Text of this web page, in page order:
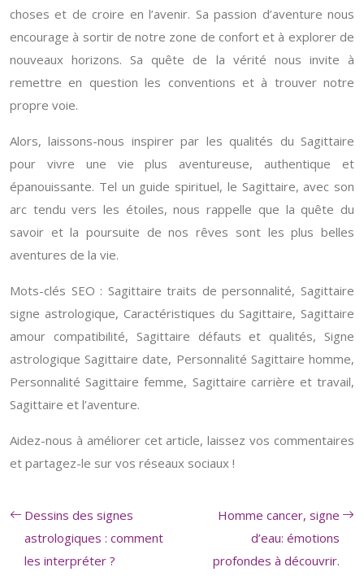
choses et de croire en l’avenir. Sa passion d’aventure nous
encourage à sortir de notre zone de confort et à explorer de
nouveaux horizons. Sa quête de la vérité nous invite à
remettre en question les conventions et à trouver notre
propre voie.
Alors, laissons-nous inspirer par les qualités du Sagittaire
pour vivre une vie plus aventureuse, authentique et
épanouissante. Tel un guide spirituel, le Sagittaire, avec son
arc tendu vers les étoiles, nous rappelle que la quête du
savoir et la poursuite de nos rêves sont les plus belles
aventures de la vie.
Mots-clés SEO : Sagittaire traits de personnalité, Sagittaire
signe astrologique, Caractéristiques du Sagittaire, Sagittaire
amour compatibilité, Sagittaire défauts et qualités, Signe
astrologique Sagittaire date, Personnalité Sagittaire homme,
Personnalité Sagittaire femme, Sagittaire carrière et travail,
Sagittaire et l’aventure.
Aidez-nous à améliorer cet article, laissez vos commentaires
et partagez-le sur vos réseaux sociaux !
Dessins des signes
astrologiques : comment
les interpréter ?
Homme cancer, signe
d’eau: émotions
profondes à découvrir.